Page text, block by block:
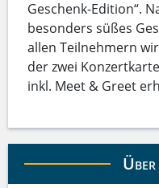
Geschenk-Edition“.
besonders süßes
allen Teilnehmern
der zwei
inkl. Meet & Greet